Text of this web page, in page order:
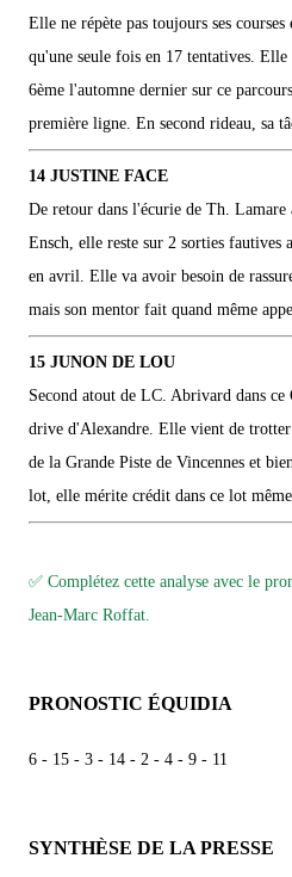
Elle ne répète pas toujours ses
qu'une seule fois en 17 tentatives.
6ème l'automne dernier sur ce
première ligne. En second rideau, sa
14 JUSTINE FACE
De retour dans l'écurie de Th. Lamare
Ensch, elle reste sur 2 sorties fautives
en avril. Elle va avoir besoin de
mais son mentor fait quand même
15 JUNON DE LOU
Second atout de LC. Abrivard dans
drive d'Alexandre. Elle vient de
de la Grande Piste de Vincennes et
lot, elle mérite crédit dans ce lot
✅ Complétez cette analyse avec le
Jean-Marc Roffat.
PRONOSTIC ÉQUIDIA
6 - 15 - 3 - 14 - 2 - 4 - 9 - 11
SYNTHÈSE DE LA PRESSE